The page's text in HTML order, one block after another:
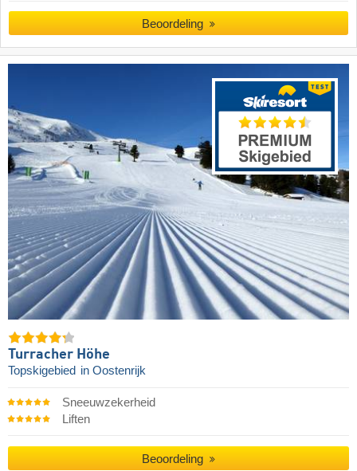
Beoordeling
Turracher Höhe
Topskigebied in Oostenrijk
Sneeuwzekerheid
Liften
Beoordeling